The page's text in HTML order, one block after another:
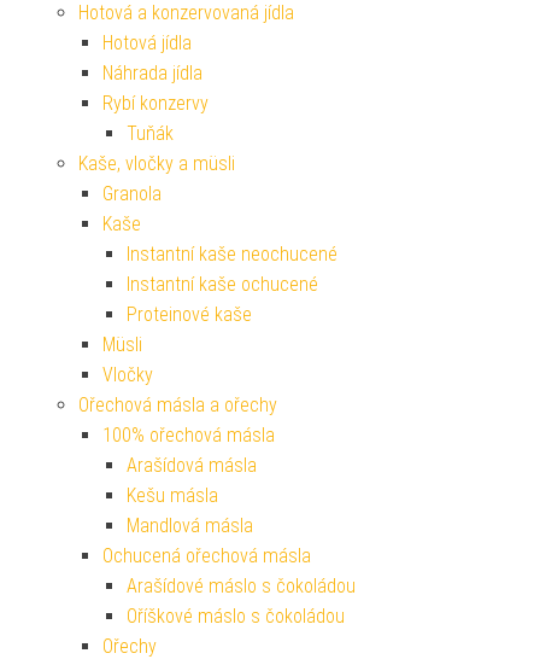
Hotová a konzervovaná jídla
Hotová jídla
Náhrada jídla
Rybí konzervy
Tuňák
Kaše, vločky a müsli
Granola
Kaše
Instantní kaše neochucené
Instantní kaše ochucené
Proteinové kaše
Müsli
Vločky
Ořechová másla a ořechy
100% ořechová másla
Arašídová másla
Kešu másla
Mandlová másla
Ochucená ořechová másla
Arašídové máslo s čokoládou
Oříškové máslo s čokoládou
Ořechy